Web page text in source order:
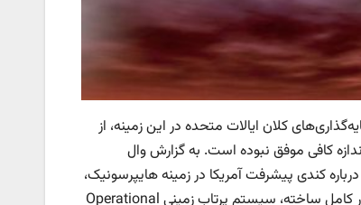
کلان ایالات متحده در این زمینه، از
توسعه این فناوری به اندازه کافی موفق نبوده است. به گزارش وال
کندی پیشرفت آمریکا در زمینه هایپرسونیک،
روز‌به‌روز بیشتر می‌شود.» در حال حاضر، تنها موشک مافوق صوتی که ایالات متحده به طور کامل ساخته، سیستم پرتاب زمینی Operational